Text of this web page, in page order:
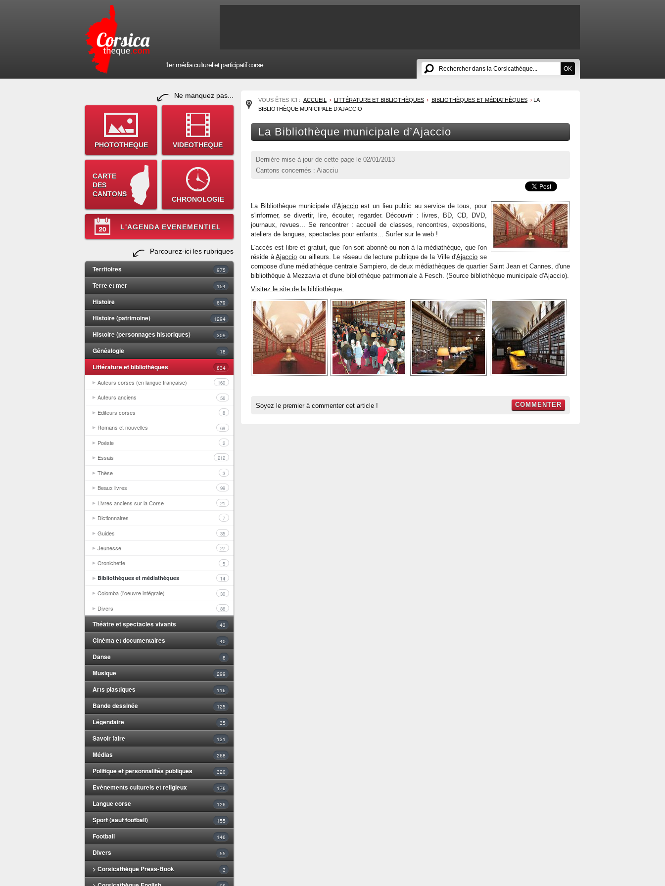
1er média culturel et participatif corse
Ne manquez pas...
PHOTOTHEQUE VIDEOTHEQUE
CARTE
DES
CANTONS
CHRONOLOGIE
L'AGENDA EVENEMENTIEL
Parcourez-ici les rubriques
Territoires 975
Terre et mer 154
Histoire 679
Histoire (patrimoine) 1294
Histoire (personnages historiques) 309
Généalogie 18
Littérature et bibliothèques 834
Auteurs corses (en langue française) 160
Auteurs anciens 56
Editeurs corses 8
Romans et nouvelles 69
Poésie 2
Essais 212
Thèse 3
Beaux livres 99
Livres anciens sur la Corse 21
Dictionnaires 7
Guides 35
Jeunesse 27
Cronichette 5
Bibliothèques et médiathèques 14
Colomba (l'oeuvre intégrale) 30
Divers 86
Théâtre et spectacles vivants 43
Cinéma et documentaires 40
Danse 8
Musique 299
Arts plastiques 116
Bande dessinée 125
Légendaire 35
Savoir faire 131
Médias 268
Politique et personnalités publiques 320
Evénements culturels et religieux 176
Langue corse 126
Sport (sauf football) 155
Football 146
Divers 55
> Corsicathèque Press-Book 3
VOUS ÊTES ICI : ACCUEIL LITTÉRATURE ET BIBLIOTHÈQUES BIBLIOTHÈQUES ET MÉDIATHÈQUES
LA
BIBLIOTHÈQUE MUNICIPALE D’AJACCIO
La Bibliothèque municipale d’Ajaccio
Dernière mise à jour de cette page le 02/01/2013
Cantons concernés : Aiacciu
La Bibliothèque municipale d’Ajaccioest un lieu public au service de tous, pour
s'informer, se divertir, lire, écouter, regarder. Découvrir : livres, BD, CD, DVD,
journaux, revues... Se rencontrer : accueil de classes, rencontres, expositions,
ateliers de langues, spectacles pour enfants... Surfer sur le web !
L'accès est libre et gratuit, que l'on soit abonné ou non à la médiathèque, que l'on
réside àAjaccio ou ailleurs. Le réseau de lecture publique de la Ville d'Ajaccio se
compose d'une médiathèque centrale Sampiero, de deux médiathèques de quartier Saint Jean et Cannes, d'une
bibliothèque à Mezzavia et d'une bibliothèque patrimoniale à Fesch. (Source bibliothèque municipale d'Ajaccio).
Visitez le site de la bibliothèque.
Soyez le premier à commenter cet article ! COMMENTER